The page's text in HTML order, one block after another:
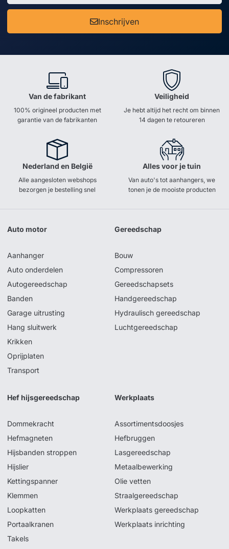
Inschrijven
Van de fabrikant
100% origineel producten met
garantie van de fabrikanten
Veiligheid
Je hebt altijd het recht om binnen
14 dagen te retoureren
Nederland en België
Alle aangesloten webshops
bezorgen je bestelling snel
Alles voor je tuin
Van auto's tot aanhangers, we
tonen je de mooiste producten
Auto motor
Aanhanger
Auto onderdelen
Autogereedschap
Banden
Garage uitrusting
Hang sluitwerk
Krikken
Oprijplaten
Transport
Gereedschap
Bouw
Compressoren
Gereedschapsets
Handgereedschap
Hydraulisch gereedschap
Luchtgereedschap
Hef hijsgereedschap
Dommekracht
Hefmagneten
Hijsbanden stroppen
Hijslier
Kettingspanner
Klemmen
Loopkatten
Portaalkranen
Takels
Werkplaats
Assortimentsdoosjes
Hefbruggen
Lasgereedschap
Metaalbewerking
Olie vetten
Straalgereedschap
Werkplaats gereedschap
Werkplaats inrichting